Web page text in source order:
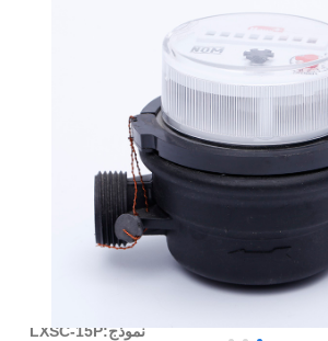
عداد المياه الباردة النفاث البلاستيكي المفرد
نموذج:LXSC-15P